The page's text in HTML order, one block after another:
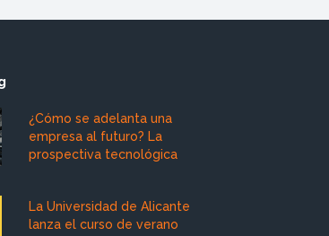
¿Cómo se adelanta una
empresa al futuro? La
prospectiva tecnológica
La Universidad de Alicante
lanza el curso de verano